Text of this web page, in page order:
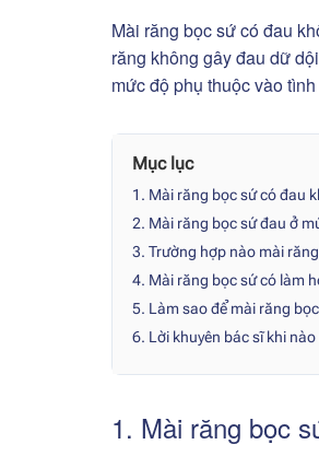
Mài răng bọc sứ có đau
răng không gây đau dữ
mức độ phụ thuộc vào
Mục lục
1. Mài răng bọc sứ có đau
2. Mài răng bọc sứ đau ở
3. Trường hợp nào mài
4. Mài răng bọc sứ có làm
5. Làm sao để mài răng
6. Lời khuyên bác sĩ khi
1. Mài răng bọc